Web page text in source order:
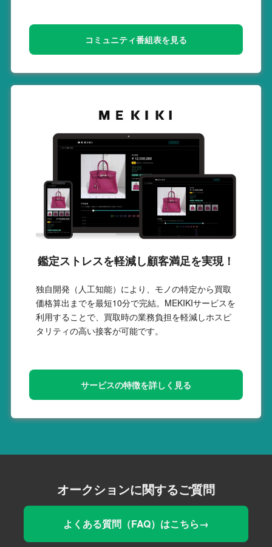
コミュニティ番組表を見る
鑑定ストレスを軽減し顧客満足を実現！
独自開発（人工知能）により、モノの特定から買取
価格算出までを最短10分で完結。MEKIKIサービスを
利用することで、買取時の業務負担を軽減しホスピ
タリティの高い接客が可能です。
サービスの特徴を詳しく見る
オークションに関するご質問
よくある質問（FAQ）はこちら→